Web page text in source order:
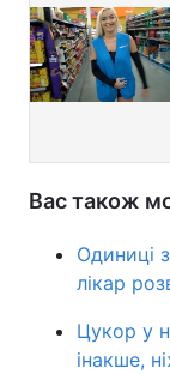
Вас також
Одиниці
лікар
Цукор у
інакше,